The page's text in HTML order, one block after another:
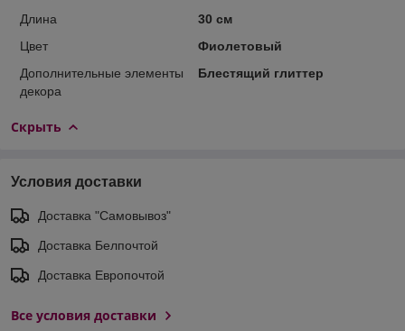
Длина
30 см
Цвет
Фиолетовый
Дополнительные элементы
декора
Блестящий глиттер
Скрыть
Условия доставки
Доставка "Самовывоз"
Доставка Белпочтой
Доставка Европочтой
Все условия доставки